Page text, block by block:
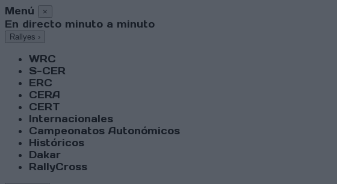
Menú ×
En directo minuto a minuto
Rallyes ›
WRC
S-CER
ERC
CERA
CERT
Internacionales
Campeonatos Autonómicos
Históricos
Dakar
RallyCross